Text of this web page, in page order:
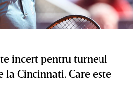
incert pentru turneul
la Cincinnati. Care este